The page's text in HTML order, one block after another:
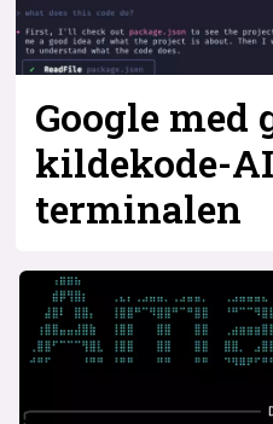
Google med
kildekode-
terminalen